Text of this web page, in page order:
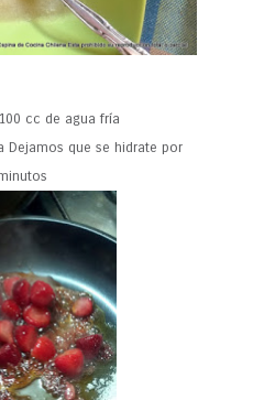
cc de agua fría
Dejamos que se hidrate por